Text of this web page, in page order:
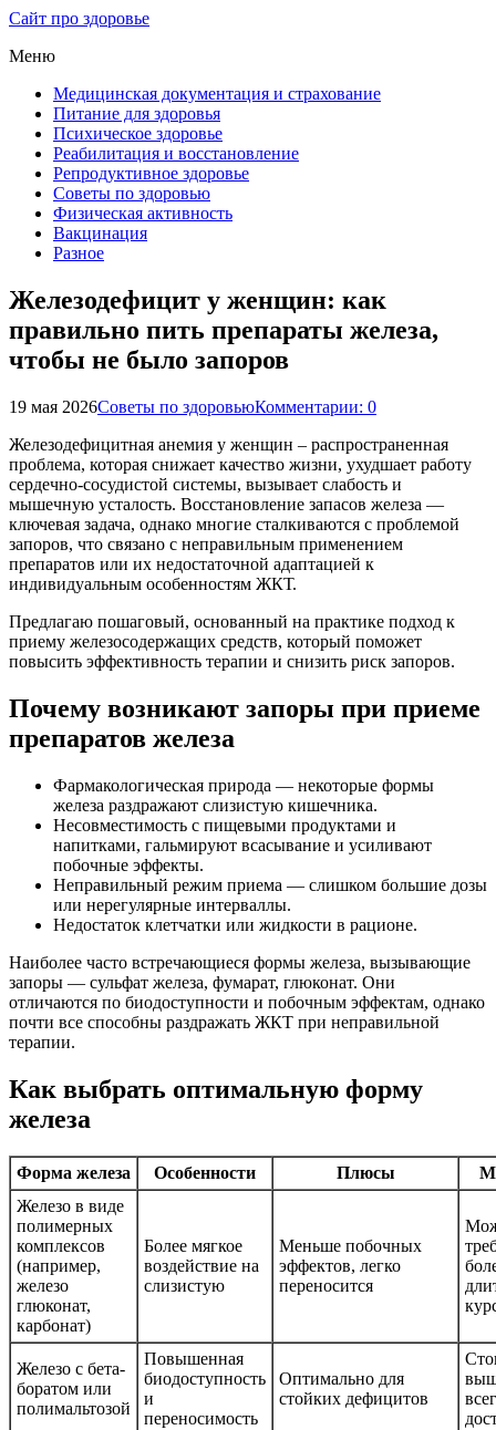
Сайт про здоровье
Меню
Медицинская документация и страхование
Питание для здоровья
Психическое здоровье
Реабилитация и восстановление
Репродуктивное здоровье
Советы по здоровью
Физическая активность
Вакцинация
Разное
Железодефицит у женщин: как
правильно пить препараты железа,
чтобы не было запоров
19 мая 2026Советы по здоровьюКомментарии: 0
Железодефицитная анемия у женщин – распространенная
проблема, которая снижает качество жизни, ухудшает работу
сердечно-сосудистой системы, вызывает слабость и
мышечную усталость. Восстановление запасов железа —
ключевая задача, однако многие сталкиваются с проблемой
запоров, что связано с неправильным применением
препаратов или их недостаточной адаптацией к
индивидуальным особенностям ЖКТ.
Предлагаю пошаговый, основанный на практике подход к
приему железосодержащих средств, который поможет
повысить эффективность терапии и снизить риск запоров.
Почему возникают запоры при приеме
препаратов железа
Фармакологическая природа — некоторые формы
железа раздражают слизистую кишечника.
Несовместимость с пищевыми продуктами и
напитками, гальмируют всасывание и усиливают
побочные эффекты.
Неправильный режим приема — слишком большие дозы
или нерегулярные интерваллы.
Недостаток клетчатки или жидкости в рационе.
Наиболее часто встречающиеся формы железа, вызывающие
запоры — сульфат железа, фумарат, глюконат. Они
отличаются по биодоступности и побочным эффектам, однако
почти все способны раздражать ЖКТ при неправильной
терапии.
Как выбрать оптимальную форму
железа
Форма железа Особенности Плюсы
Железо в виде
полимерных
комплексов
(например,
железо
глюконат,
карбонат)
Более мягкое
воздействие на
слизистую
Меньше побочных
эффектов, легко
переносится
Железо с бета-
боратом или
полимальтозой
Повышенная
биодоступность
и
переносимость
Оптимально для
стойких дефицитов